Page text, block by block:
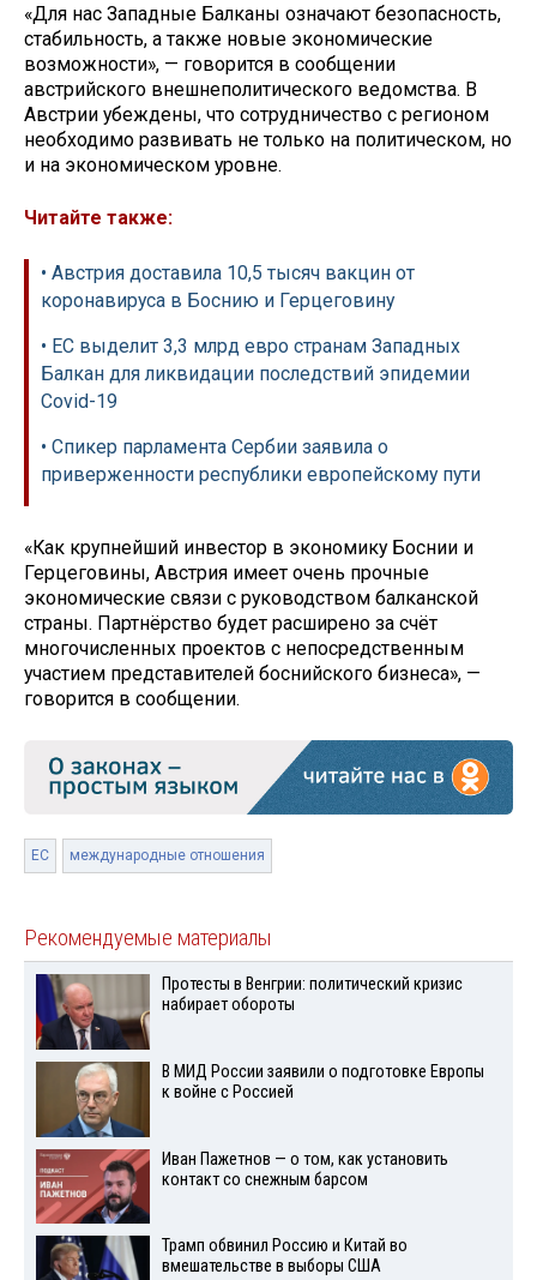
«Для нас Западные Балканы означают безопасность,
стабильность, а также новые экономические
возможности», — говорится в сообщении
австрийского внешнеполитического ведомства. В
Австрии убеждены, что сотрудничество с регионом
необходимо развивать не только на политическом, но
и на экономическом уровне.
Читайте также:
• Австрия доставила 10,5 тысяч вакцин от
коронавируса в Боснию и Герцеговину
• ЕС выделит 3,3 млрд евро странам Западных
Балкан для ликвидации последствий эпидемии
Covid-19
• Спикер парламента Сербии заявила о
приверженности республики европейскому пути
«Как крупнейший инвестор в экономику Боснии и
Герцеговины, Австрия имеет очень прочные
экономические связи с руководством балканской
страны. Партнёрство будет расширено за счёт
многочисленных проектов с непосредственным
участием представителей боснийского бизнеса», —
говорится в сообщении.
ЕС международные отношения
Рекомендуемые материалы
Протесты в Венгрии: политический кризис
набирает обороты
В МИД России заявили о подготовке Европы
к войне с Россией
Иван Пажетнов — о том, как установить
контакт со снежным барсом
Трамп обвинил Россию и Китай во
вмешательстве в выборы США